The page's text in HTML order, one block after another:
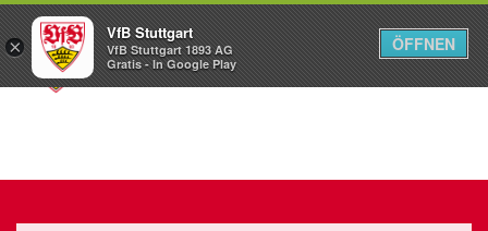
Menü
×
VfB Stuttgart
VfB Stuttgart 1893 AG
Gratis - In Google Play
ÖFFNEN